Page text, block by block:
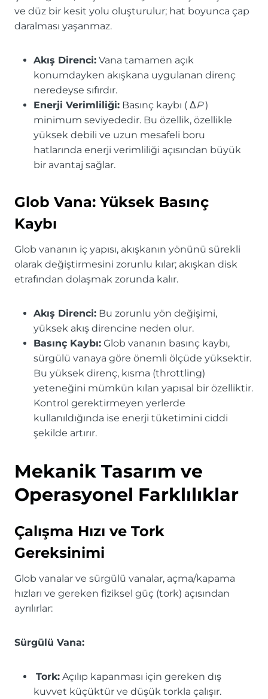
ve düz bir kesit yolu oluşturulur; hat boyunca çap
daralması yaşanmaz.
Akış Direnci: Vana tamamen açık
konumdayken akışkana uygulanan direnç
neredeyse sıfırdır.
Enerji Verimliliği: Basınç kaybı ( ΔP)
minimum seviyededir. Bu özellik, özellikle
yüksek debili ve uzun mesafeli boru
hatlarında enerji verimliliği açısından büyük
bir avantaj sağlar.
Glob Vana: Yüksek Basınç
Kaybı
Glob vananın iç yapısı, akışkanın yönünü sürekli
olarak değiştirmesini zorunlu kılar; akışkan disk
etrafından dolaşmak zorunda kalır.
Akış Direnci: Bu zorunlu yön değişimi,
yüksek akış direncine neden olur.
Basınç Kaybı: Glob vananın basınç kaybı,
sürgülü vanaya göre önemli ölçüde yüksektir.
Bu yüksek direnç, kısma (throttling)
yeteneğini mümkün kılan yapısal bir özelliktir.
Kontrol gerektirmeyen yerlerde
kullanıldığında ise enerji tüketimini ciddi
şekilde artırır.
Mekanik Tasarım ve
Operasyonel Farklılıklar
Çalışma Hızı ve Tork
Gereksinimi
Glob vanalar ve sürgülü vanalar, açma/kapama
hızları ve gereken fiziksel güç (tork) açısından
ayrılırlar:
Sürgülü Vana:
Tork: Açılıp kapanması için gereken dış
kuvvet küçüktür ve düşük torkla çalışır.